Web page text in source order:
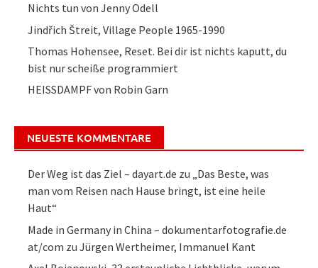
Nichts tun von Jenny Odell
Jindřich Štreit, Village People 1965-1990
Thomas Hohensee, Reset. Bei dir ist nichts kaputt, du
bist nur scheiße programmiert
HEISSDAMPF von Robin Garn
NEUESTE KOMMENTARE
Der Weg ist das Ziel – dayart.de zu „Das Beste, was
man vom Reisen nach Hause bringt, ist eine heile
Haut“
Made in Germany in China – dokumentarfotografie.de
at/com zuJürgen Wertheimer, Immanuel Kant